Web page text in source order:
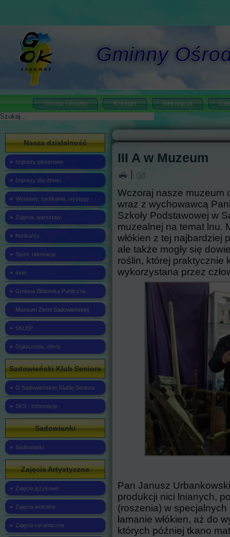
Gminny
Strona Główna Kontakt Rekreacja
Szukaj
Nasza działalność
Imprezy plenerowe
Imprezy dla dzieci
Wystawy, spotkania, występy
Zajęcia, warsztaty
Konkursy
Sport, rekreacja
Inne
Gminna Biblioteka Publiczna
Muzeum Ziemi Sadowieńskiej
SKLEP
Ogłoszenia, oferty
Sadowieński Klub Seniora
O Sadowieńskim Klubie Seniora
SKS - Informacje
Sadowianki
Sadowianki
Zajęcia Artystyczne
Zajęcia językowe
Zajęcia wokalne
Zajęcia ceramiczne
III A w Muzeum
Wczoraj nasze muzeum
wraz z wychowawcą
Szkoły Podstawowej w
muzealnej na temat lnu.
włókien z tej najbardziej
ale także mogły się
roślin, której praktycznie
wykorzystana przez
Pan Janusz
produkcji nici lnianych,
(roszenia) w
łamanie włókien, aż do
których później tkano